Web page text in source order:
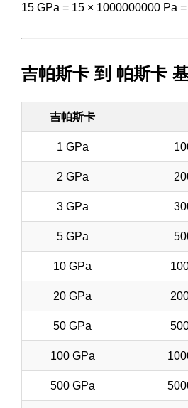
15 GPa = 15 × 1000000000 Pa
吉帕斯卡 到 帕斯卡
吉帕斯卡
1 GPa
2 GPa
3 GPa
5 GPa
10 GPa
20 GPa
50 GPa
100 GPa
500 GPa